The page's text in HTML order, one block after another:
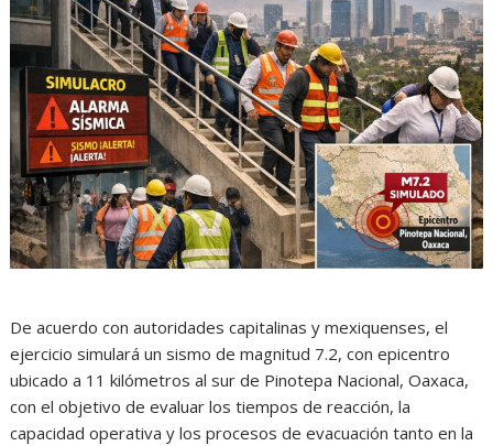
De acuerdo con autoridades capitalinas y mexiquenses, el
ejercicio simulará un sismo de magnitud 7.2, con epicentro
ubicado a 11 kilómetros al sur de Pinotepa Nacional, Oaxaca,
con el objetivo de evaluar los tiempos de reacción, la
capacidad operativa y los procesos de evacuación tanto en la